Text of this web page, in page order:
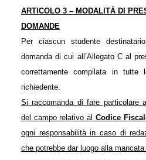
ARTICOLO 3 – MODALITÀ DI
DOMANDE
Per ciascun studente
domanda di cui all’Allegato C al
correttamente compilata in
richiedente.
Si raccomanda di fare particolare
del campo relativo al Codice
ogni responsabilità in caso di
che potrebbe dar luogo alla